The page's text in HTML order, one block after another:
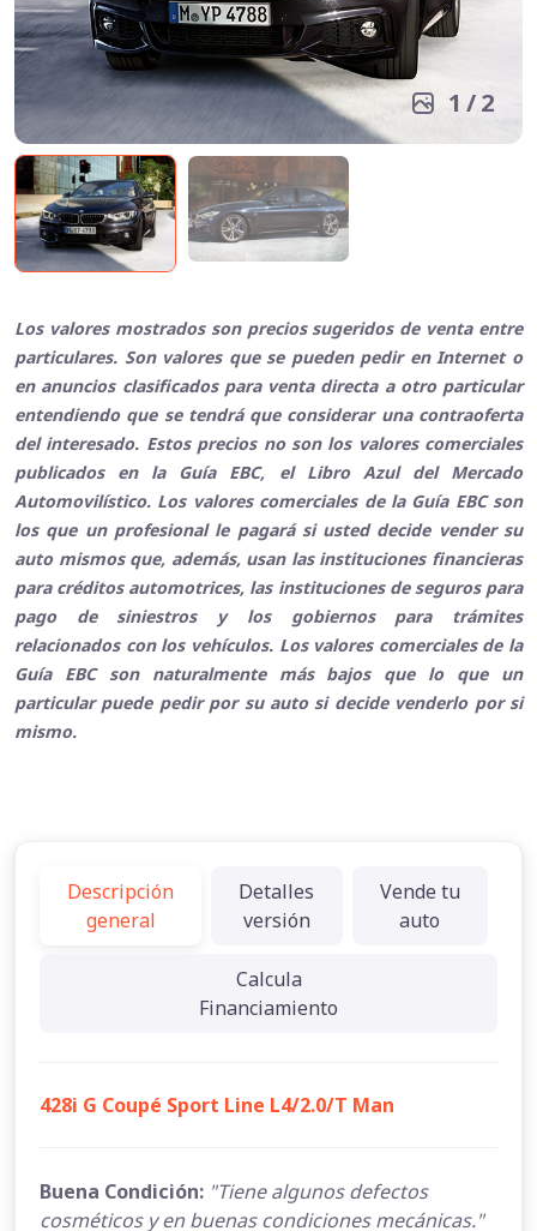
1 /2
Los valores mostrados son precios sugeridos de venta entre
particulares. Son valores que se pueden pedir en Internet o
en anuncios clasificados para venta directa a otro particular
entendiendo que se tendrá que considerar una contraoferta
del interesado. Estos precios no son los valores comerciales
publicados en la Guía EBC, el Libro Azul del Mercado
Automovilístico. Los valores comerciales de la Guía EBC son
los que un profesional le pagará si usted decide vender su
auto mismos que, además, usan las instituciones financieras
para créditos automotrices, las instituciones de seguros para
pago de siniestros y los gobiernos para trámites
relacionados con los vehículos. Los valores comerciales de la
Guía EBC son naturalmente más bajos que lo que un
particular puede pedir por su auto si decide venderlo por si
mismo.
Descripción
general
Detalles
versión
Vende tu
auto
Calcula
Financiamiento
428i G Coupé Sport Line L4/2.0/T Man
Buena Condición: "Tiene algunos defectos
cosméticos y en buenas condiciones mecánicas."